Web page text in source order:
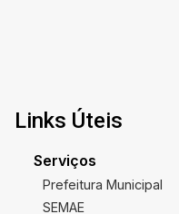
Links Úteis
Serviços
Prefeitura Municipal
SEMAE